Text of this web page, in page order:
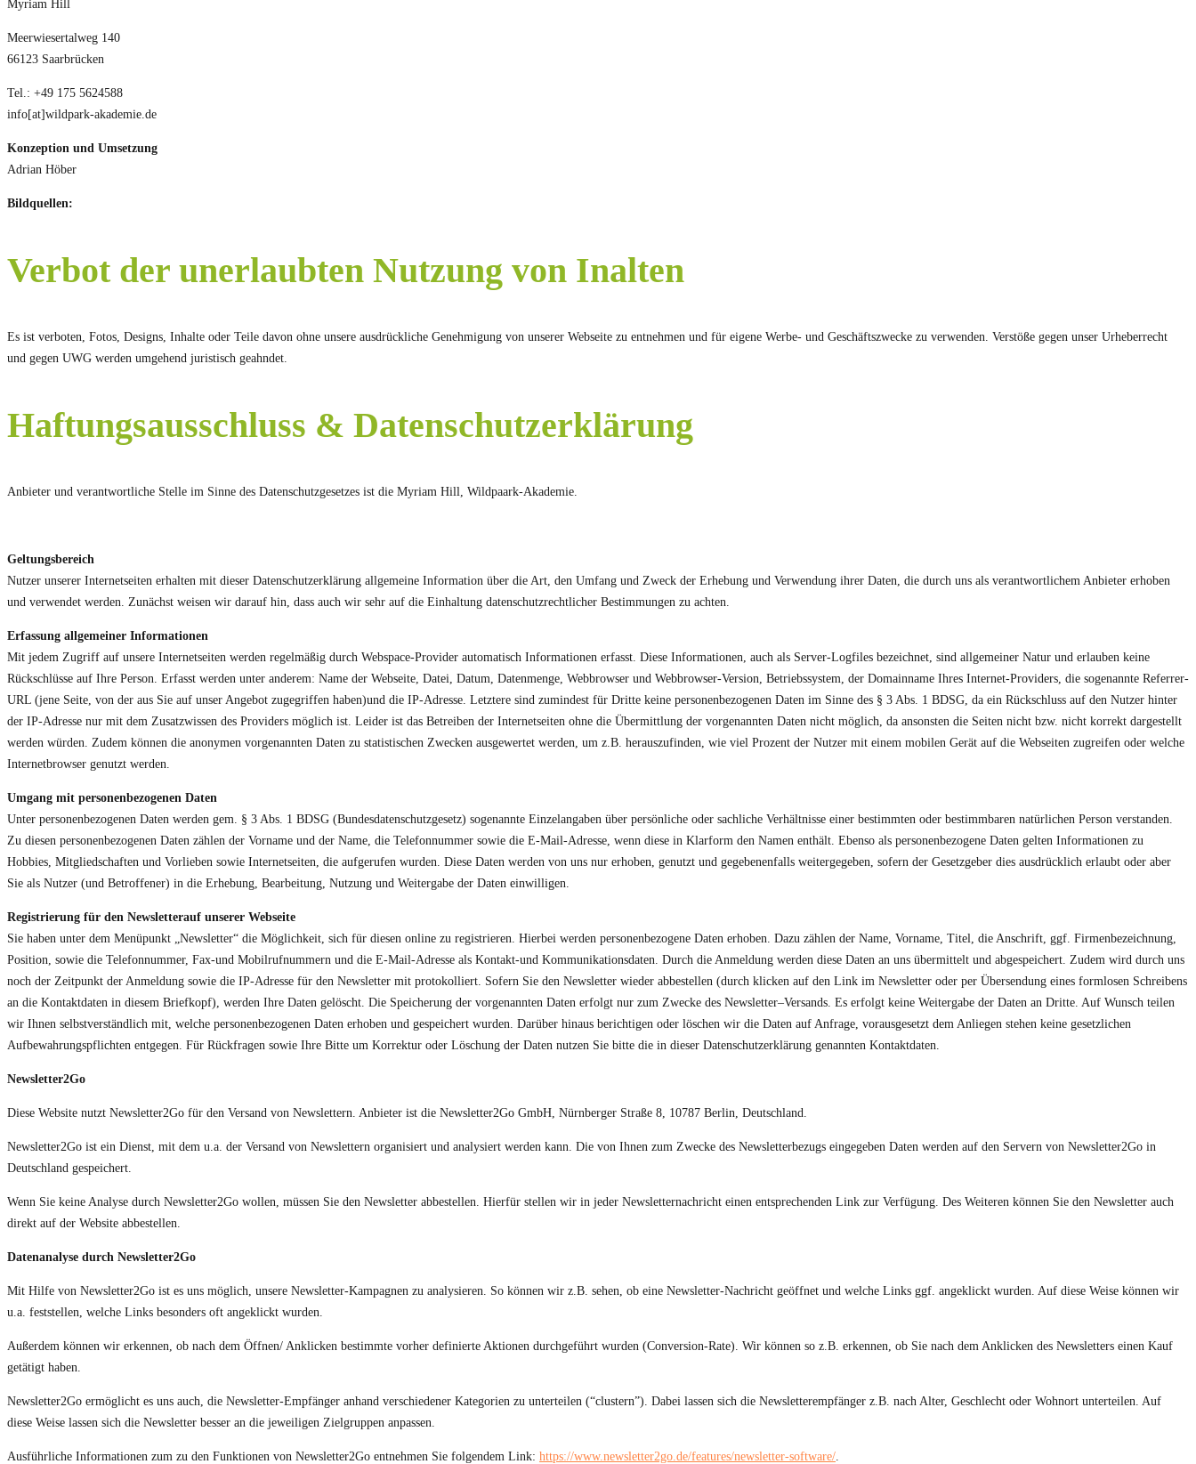
Myriam Hill
Meerwiesertalweg 140
66123 Saarbrücken
Tel.: +49 175 5624588
info[at]wildpark-akademie.de
Konzeption und Umsetzung
Adrian Höber
Bildquellen:
Verbot der unerlaubten Nutzung von Inalten
Es ist verboten, Fotos, Designs, Inhalte oder Teile davon ohne unsere ausdrückliche Genehmigung von unserer Webseite zu entnehmen und für eigene Werbe- und Geschäftszwecke zu verwenden. Verstöße gegen unser Urheberrecht
und gegen UWG werden umgehend juristisch geahndet.
Haftungsausschluss & Datenschutzerklärung
Anbieter und verantwortliche Stelle im Sinne des Datenschutzgesetzes ist die Myriam Hill, Wildpaark-Akademie.
Geltungsbereich
Nutzer unserer Internetseiten erhalten mit dieser Datenschutzerklärung allgemeine Information über die Art, den Umfang und Zweck der Erhebung und Verwendung ihrer Daten, die durch uns als verantwortlichem Anbieter erhoben
und verwendet werden. Zunächst weisen wir darauf hin, dass auch wir sehr auf die Einhaltung datenschutzrechtlicher Bestimmungen zu achten.
Erfassung allgemeiner Informationen
Mit jedem Zugriff auf unsere Internetseiten werden regelmäßig durch Webspace-Provider automatisch Informationen erfasst. Diese Informationen, auch als Server-Logfiles bezeichnet, sind allgemeiner Natur und erlauben keine
Rückschlüsse auf Ihre Person. Erfasst werden unter anderem: Name der Webseite, Datei, Datum, Datenmenge, Webbrowser und Webbrowser-Version, Betriebssystem, der Domainname Ihres Internet-Providers, die sogenannte Referrer-
URL (jene Seite, von der aus Sie auf unser Angebot zugegriffen haben)und die IP-Adresse. Letztere sind zumindest für Dritte keine personenbezogenen Daten im Sinne des § 3 Abs. 1 BDSG, da ein Rückschluss auf den Nutzer hinter
der IP-Adresse nur mit dem Zusatzwissen des Providers möglich ist. Leider ist das Betreiben der Internetseiten ohne die Übermittlung der vorgenannten Daten nicht möglich, da ansonsten die Seiten nicht bzw. nicht korrekt dargestellt
werden würden. Zudem können die anonymen vorgenannten Daten zu statistischen Zwecken ausgewertet werden, um z.B. herauszufinden, wie viel Prozent der Nutzer mit einem mobilen Gerät auf die Webseiten zugreifen oder welche
Internetbrowser genutzt werden.
Umgang mit personenbezogenen Daten
Unter personenbezogenen Daten werden gem. § 3 Abs. 1 BDSG (Bundesdatenschutzgesetz) sogenannte Einzelangaben über persönliche oder sachliche Verhältnisse einer bestimmten oder bestimmbaren natürlichen Person verstanden.
Zu diesen personenbezogenen Daten zählen der Vorname und der Name, die Telefonnummer sowie die E-Mail-Adresse, wenn diese in Klarform den Namen enthält. Ebenso als personenbezogene Daten gelten Informationen zu
Hobbies, Mitgliedschaften und Vorlieben sowie Internetseiten, die aufgerufen wurden. Diese Daten werden von uns nur erhoben, genutzt und gegebenenfalls weitergegeben, sofern der Gesetzgeber dies ausdrücklich erlaubt oder aber
Sie als Nutzer (und Betroffener) in die Erhebung, Bearbeitung, Nutzung und Weitergabe der Daten einwilligen.
Registrierung für den Newsletterauf unserer Webseite
Sie haben unter dem Menüpunkt „Newsletter“ die Möglichkeit, sich für diesen online zu registrieren. Hierbei werden personenbezogene Daten erhoben. Dazu zählen der Name, Vorname, Titel, die Anschrift, ggf. Firmenbezeichnung,
Position, sowie die Telefonnummer, Fax-und Mobilrufnummern und die E-Mail-Adresse als Kontakt-und Kommunikationsdaten. Durch die Anmeldung werden diese Daten an uns übermittelt und abgespeichert. Zudem wird durch uns
noch der Zeitpunkt der Anmeldung sowie die IP-Adresse für den Newsletter mit protokolliert. Sofern Sie den Newsletter wieder abbestellen (durch klicken auf den Link im Newsletter oder per Übersendung eines formlosen Schreibens
an die Kontaktdaten in diesem Briefkopf), werden Ihre Daten gelöscht. Die Speicherung der vorgenannten Daten erfolgt nur zum Zwecke des Newsletter–Versands. Es erfolgt keine Weitergabe der Daten an Dritte. Auf Wunsch teilen
wir Ihnen selbstverständlich mit, welche personenbezogenen Daten erhoben und gespeichert wurden. Darüber hinaus berichtigen oder löschen wir die Daten auf Anfrage, vorausgesetzt dem Anliegen stehen keine gesetzlichen
Aufbewahrungspflichten entgegen. Für Rückfragen sowie Ihre Bitte um Korrektur oder Löschung der Daten nutzen Sie bitte die in dieser Datenschutzerklärung genannten Kontaktdaten.
Newsletter2Go
Diese Website nutzt Newsletter2Go für den Versand von Newslettern. Anbieter ist die Newsletter2Go GmbH, Nürnberger Straße 8, 10787 Berlin, Deutschland.
Newsletter2Go ist ein Dienst, mit dem u.a. der Versand von Newslettern organisiert und analysiert werden kann. Die von Ihnen zum Zwecke des Newsletterbezugs eingegeben Daten werden auf den Servern von Newsletter2Go in
Deutschland gespeichert.
Wenn Sie keine Analyse durch Newsletter2Go wollen, müssen Sie den Newsletter abbestellen. Hierfür stellen wir in jeder Newsletternachricht einen entsprechenden Link zur Verfügung. Des Weiteren können Sie den Newsletter auch
direkt auf der Website abbestellen.
Datenanalyse durch Newsletter2Go
Mit Hilfe von Newsletter2Go ist es uns möglich, unsere Newsletter-Kampagnen zu analysieren. So können wir z.B. sehen, ob eine Newsletter-Nachricht geöffnet und welche Links ggf. angeklickt wurden. Auf diese Weise können wir
u.a. feststellen, welche Links besonders oft angeklickt wurden.
Außerdem können wir erkennen, ob nach dem Öffnen/ Anklicken bestimmte vorher definierte Aktionen durchgeführt wurden (Conversion-Rate). Wir können so z.B. erkennen, ob Sie nach dem Anklicken des Newsletters einen Kauf
getätigt haben.
Newsletter2Go ermöglicht es uns auch, die Newsletter-Empfänger anhand verschiedener Kategorien zu unterteilen (“clustern”). Dabei lassen sich die Newsletterempfänger z.B. nach Alter, Geschlecht oder Wohnort unterteilen. Auf
diese Weise lassen sich die Newsletter besser an die jeweiligen Zielgruppen anpassen.
Ausführliche Informationen zum zu den Funktionen von Newsletter2Go entnehmen Sie folgendem Link: https://www.newsletter2go.de/features/newsletter-software/.